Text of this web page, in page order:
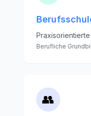
Berufliche
👥